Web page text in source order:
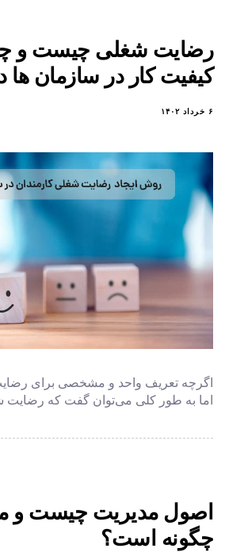
رضایت شغلی چیست و چه
کیفیت کار در سازمان ها
۶ خرداد ۱۴۰۲
اگرچه تعریف واحد و مشخصی برای
اما به طور کلی می‌­توان گفت که رضایت
اصول مدیریت چیست و
چگونه است؟